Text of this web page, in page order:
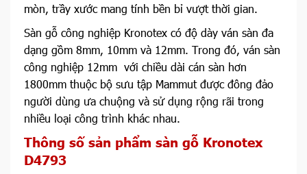
mòn, trầy xước mang tính bền bỉ vượt thời gian.
Sàn gỗ công nghiệp Kronotex có độ dày ván sàn đa
dạng gồm 8mm, 10mm và 12mm. Trong đó, ván sàn
công nghiệp 12mm với chiều dài cán sàn hơn
1800mm thuộc bộ sưu tập Mammut được đông đảo
người dùng ưa chuộng và sử dụng rộng rãi trong
nhiều loại công trình khác nhau.
Thông số sản phẩm sàn gỗ Kronotex
D4793